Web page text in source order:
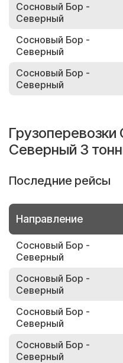
Сосновый Бор -
Северный
Сосновый Бор -
Северный
Сосновый Бор -
Северный
Северный 3
Последние рейсы
Направление
Сосновый Бор -
Северный
Сосновый Бор -
Северный
Сосновый Бор -
Северный
Сосновый Бор -
Северный